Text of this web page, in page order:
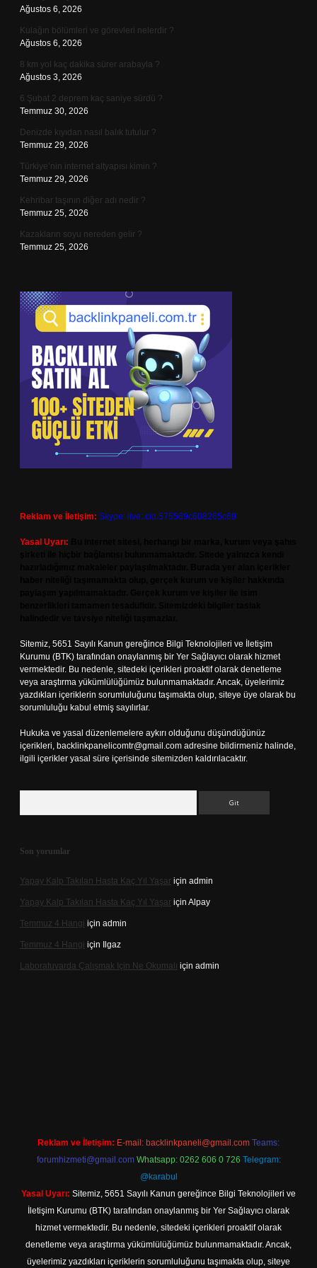
Ağustos 6, 2026
Kulağın bölümleri ve görevleri nelerdir ?
Ağustos 6, 2026
8 km yol kaç dakika sürer arabayla ?
Ağustos 3, 2026
6 Şubat 2 deprem kaç saniye sürdü ?
Temmuz 30, 2026
Denizde kıyıdan nasıl balık tutulur ?
Temmuz 29, 2026
Türkiye’nin internet altyapısı kimin ?
Temmuz 29, 2026
Kehribar taşının diğer adı nedir ?
Temmuz 25, 2026
Kazakların soyu nereden gelir ?
Temmuz 25, 2026
Reklam ve İletişim: Skype: live:.cid.575569c608265c69
Yasal Uyarı:
Sitemiz, 5651 Sayılı Kanun gereğince Bilgi Teknolojileri ve İletişim
Kurumu (BTK) tarafından onaylanmış bir Yer Sağlayıcı olarak hizmet
vermektedir. Bu nedenle, sitedeki içerikleri proaktif olarak denetleme
veya araştırma yükümlülüğümüz bulunmamaktadır. Ancak, üyelerimiz
yazdıkları içeriklerin sorumluluğunu taşımakta olup, siteye üye olarak bu
sorumluluğu kabul etmiş sayılırlar.
Hukuka ve yasal düzenlemelere aykırı olduğunu düşündüğünüz
içerikleri, backlinkpanelicomtr@gmail.com adresine bildirmeniz halinde,
ilgili içerikler yasal süre içerisinde sitemizden kaldırılacaktır.
Son yorumlar
Yapay Kalp Takılan Hasta Kaç Yıl Yaşar için admin
Yapay Kalp Takılan Hasta Kaç Yıl Yaşar için Alpay
Temmuz 4 Hangi için admin
Temmuz 4 Hangi için Ilgaz
Laboratuvarda Çalışmak Için Ne Okumalı için admin
Reklam ve İletişim: E-mail: backlinkpaneli@gmail.com Teams:
forumhizmeti@gmail.com Whatsapp: 0262 606 0 726 Telegram:
@karabul
Yasal Uyarı: Sitemiz, 5651 Sayılı Kanun gereğince Bilgi Teknolojileri ve
İletişim Kurumu (BTK) tarafından onaylanmış bir Yer Sağlayıcı olarak
hizmet vermektedir. Bu nedenle, sitedeki içerikleri proaktif olarak
denetleme veya araştırma yükümlülüğümüz bulunmamaktadır. Ancak,
üyelerimiz yazdıkları içeriklerin sorumluluğunu taşımakta olup, siteye